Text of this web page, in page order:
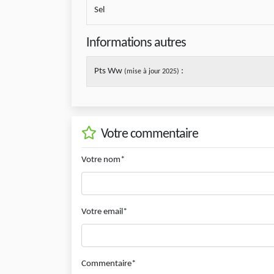
Sel
Informations autres
Pts Ww (mise à jour 2025) :
Votre commentaire
Votre nom*
Votre email*
Commentaire*